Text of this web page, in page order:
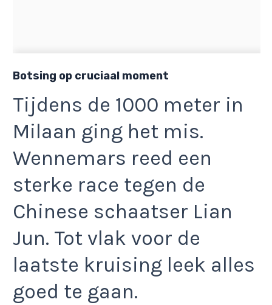
Botsing op cruciaal moment
Tijdens de 1000 meter in
Milaan ging het mis.
Wennemars reed een
sterke race tegen de
Chinese schaatser Lian
Jun. Tot vlak voor de
laatste kruising leek alles
goed te gaan.